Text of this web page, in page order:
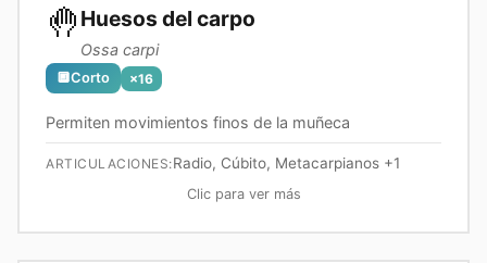
🤚 Huesos del carpo
Ossa carpi
🔲Corto ×16
Permiten movimientos finos de la muñeca
ARTICULACIONES:Radio, Cúbito, Metacarpianos+1
Clic para ver más